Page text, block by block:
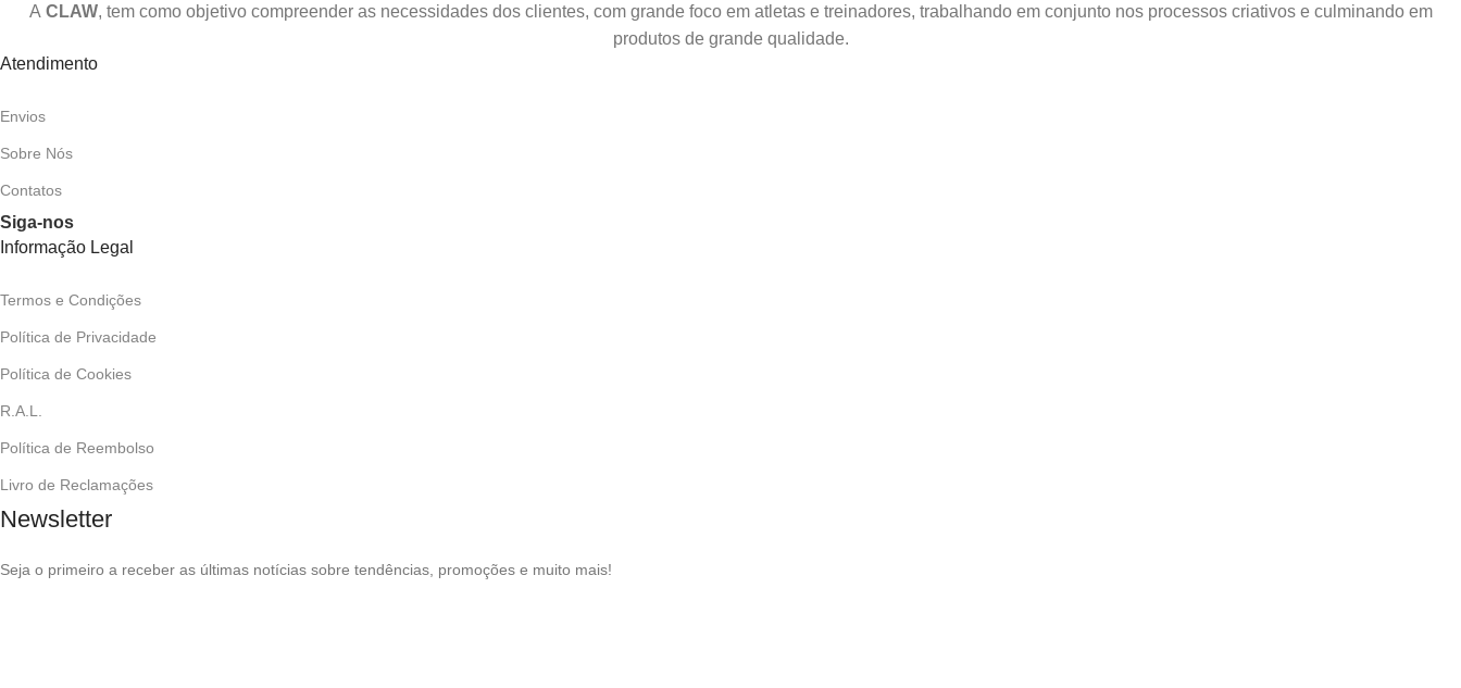
A CLAW, tem como objetivo compreender as necessidades dos clientes, com grande foco em atletas e treinadores, trabalhando em conjunto nos processos criativos e culminando em
produtos de grande qualidade.
Atendimento
Envios
Sobre Nós
Contatos
Siga-nos
Informação Legal
Termos e Condições
Política de Privacidade
Política de Cookies
R.A.L.
Política de Reembolso
Livro de Reclamações
Newsletter
Seja o primeiro a receber as últimas notícias sobre tendências, promoções e muito mais!